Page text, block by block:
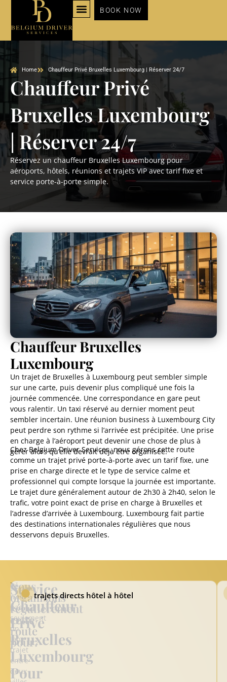
BOOK NOW
Home Chauffeur Privé Bruxelles Luxembourg | Réserver 24/7
Chauffeur Privé
Bruxelles Luxembourg
| Réserver 24/7
Réservez un chauffeur Bruxelles Luxembourg pour
aéroports, hôtels, réunions et trajets VIP avec tarif fixe et
service porte-à-porte simple.
Chauffeur Bruxelles
Luxembourg
Un trajet de Bruxelles à Luxembourg peut sembler simple
sur une carte, puis devenir plus compliqué une fois la
journée commencée. Une correspondance en gare peut
vous ralentir. Un taxi réservé au dernier moment peut
sembler incertain. Une réunion business à Luxembourg City
peut perdre son rythme si l’arrivée est précipitée. Une prise
en charge à l’aéroport peut devenir une chose de plus à
gérer alors qu’elle devrait déjà être organisée.
Chez Belgium Driver Services, nous gérons cette route
comme un trajet privé porte-à-porte avec un tarif fixe, une
prise en charge directe et le type de service calme et
professionnel qui compte lorsque la journée est importante.
Le trajet dure généralement autour de 2h30 à 2h40, selon le
trafic, votre point exact de prise en charge à Bruxelles et
l’adresse d’arrivée à Luxembourg. Luxembourg fait partie
des destinations internationales régulières que nous
desservons depuis Bruxelles.
Service
Chauffeur
Privé
Bruxelles
Luxembourg
Pour
Ce
n’est
pas
seulement
un
long
trajet
entre
deux
Nous
organisons
régulièrement
cette
route
pour:
trajets directs hôtel à hôtel